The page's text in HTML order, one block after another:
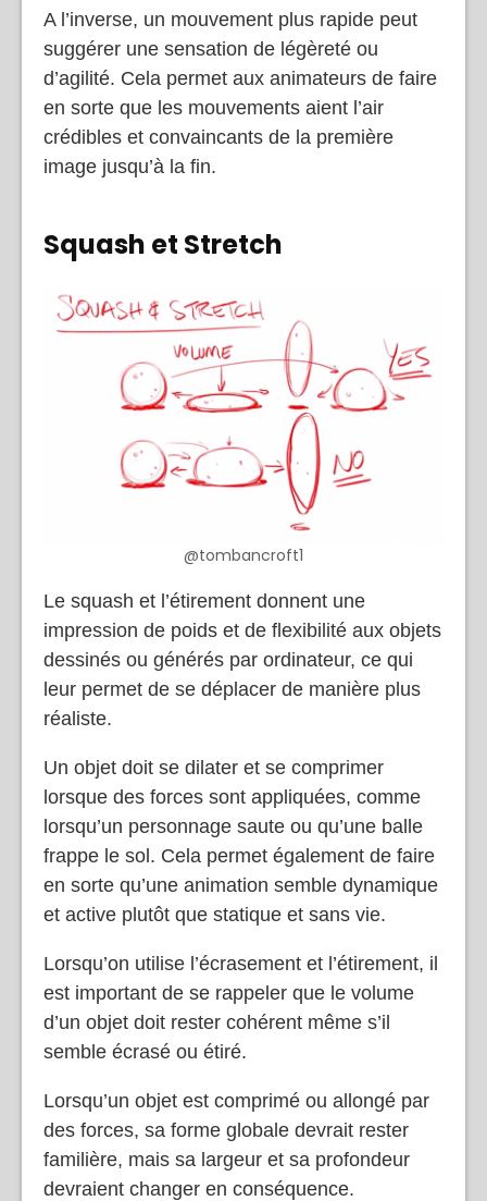
A l’inverse, un mouvement plus rapide peut
suggérer une sensation de légèreté ou
d’agilité. Cela permet aux animateurs de faire
en sorte que les mouvements aient l’air
crédibles et convaincants de la première
image jusqu’à la fin.
Squash et Stretch
@tombancroft1
Le squash et l’étirement donnent une
impression de poids et de flexibilité aux objets
dessinés ou générés par ordinateur, ce qui
leur permet de se déplacer de manière plus
réaliste.
Un objet doit se dilater et se comprimer
lorsque des forces sont appliquées, comme
lorsqu’un personnage saute ou qu’une balle
frappe le sol. Cela permet également de faire
en sorte qu’une animation semble dynamique
et active plutôt que statique et sans vie.
Lorsqu’on utilise l’écrasement et l’étirement, il
est important de se rappeler que le volume
d’un objet doit rester cohérent même s’il
semble écrasé ou étiré.
Lorsqu’un objet est comprimé ou allongé par
des forces, sa forme globale devrait rester
familière, mais sa largeur et sa profondeur
devraient changer en conséquence.